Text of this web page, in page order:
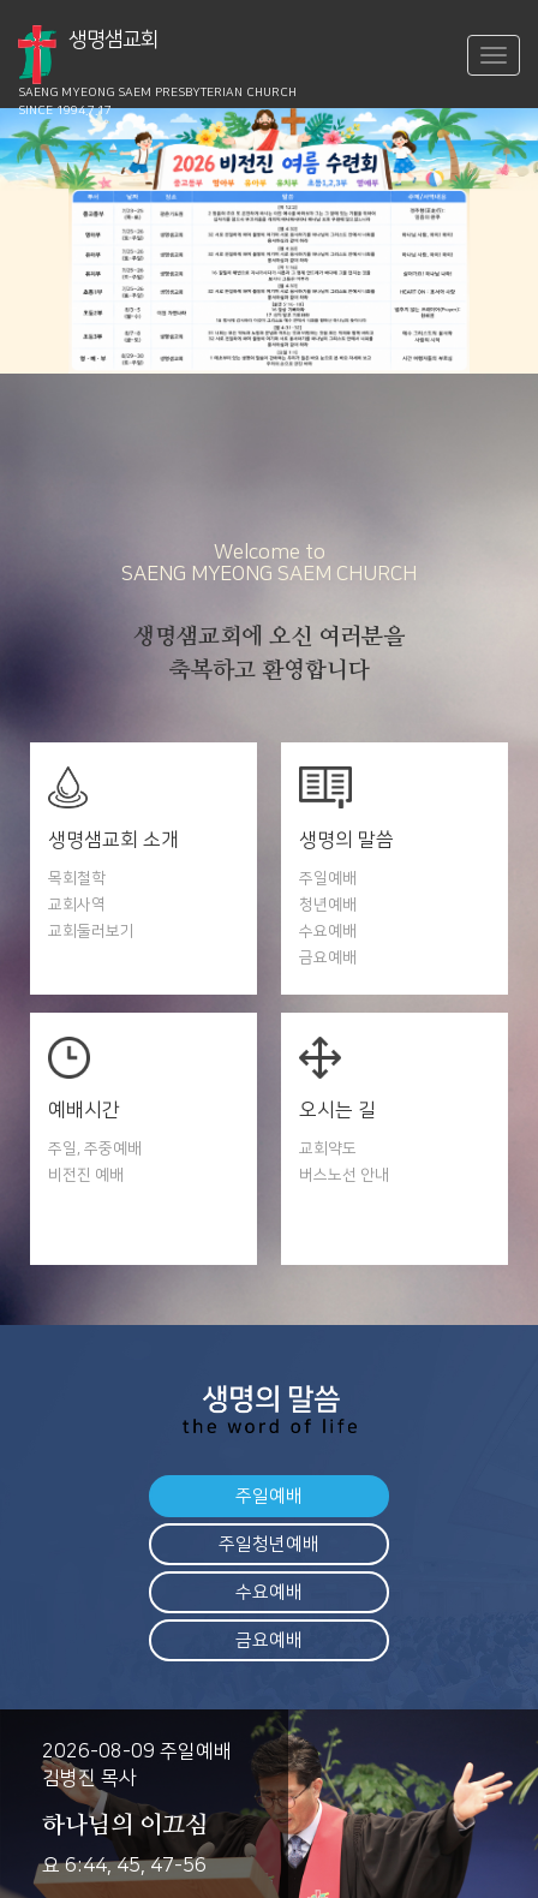
생명샘교회
SAENG MYEONG SAEM PRESBYTERIAN CHURCH
SINCE 1994.7.17
Welcome to
SAENG MYEONG SAEM CHURCH
생명샘교회에 오신 여러분을
축복하고 환영합니다
생명샘교회 소개
목회철학
교회사역
교회둘러보기
생명의 말씀
주일예배
청년예배
수요예배
금요예배
예배시간
주일, 주중예배
비전진 예배
오시는 길
교회약도
버스노선 안내
주일예배
주일청년예배
수요예배
금요예배
2026-08-09 주일예배
김병진 목사
하나님의 이끄심
요 6:44, 45, 47-56